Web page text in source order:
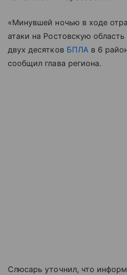
«Минувшей ночью в ходе
атаки на Ростовскую
двух десятков БПЛАв 6
сообщил глава региона.
Слюсарь уточнил, что